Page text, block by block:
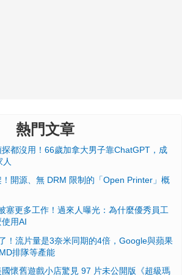
熱門文章
都沒用！66歲加拿大男子靠ChatGPT，成
開源、無 DRM 限制的「Open Printer」概
塞更多工作！過來人曝光：為什麼優秀員工
用AI
！流片量是3奈米同期的4倍，Google與蘋果
排隊等產能
懷舊遊戲小店驚見 97 片未公開版《超級瑪